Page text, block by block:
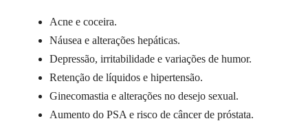
Acne e coceira.
Náusea e alterações hepáticas.
Depressão, irritabilidade e variações de humor.
Retenção de líquidos e hipertensão.
Ginecomastia e alterações no desejo sexual.
Aumento do PSA e risco de câncer de próstata.